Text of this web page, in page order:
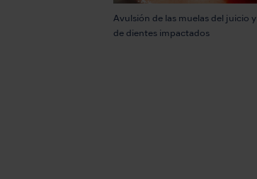
Avulsión de las muelas del juicio y
de dientes impactados